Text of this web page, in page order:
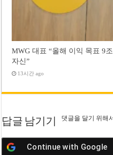
MWG 대표 “올해 이익 목표 9
자신”
13시간 ago
답글 남기기 댓글을 달기 위해
Continue with Google